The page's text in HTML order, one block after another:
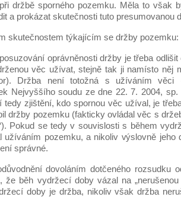
držbě sporného pozemku. Měla to však
a prokázat skutečnosti tuto presumovanou
skutečnostem týkajícím se držby pozemku:
oprávněnosti držby je třeba
věc užívat, stejně tak ji namísto něj
Držba není totožná s užíváním věci
Nejvyššího soudu ze dne 22. 7. 2004, sp.
tedy zjištění, kdo spornou věc užíval, je
držby pozemku (fakticky ovládal věc s
Pokud se tedy v souvislosti s během
užíváním pozemku, a nikoliv výslovně jeho
správné.
dovoláním dotčeného rozsudku
že běh vydržecí doby vázal na
doby je držba, nikoliv však držba